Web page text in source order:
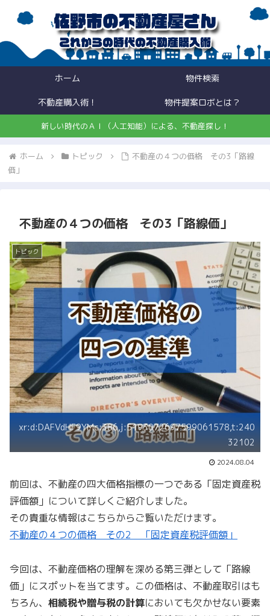
ホーム 物件検索
不動産購入術！ 物件提案ロボとは？
新しい時代のＡＩ（人工知能）による、不動産探し！
ホーム トピック
不動産の４つの価格 その3「路線
価」
不動産の４つの価格 その3「路線価」
トピック
xr:d:DAFVdHF9YMc:386,j:5193072697599061578,t:240
32102
2024.08.04
前回は、不動産の四大価格指標の一つである「固定資産税
評価額」について詳しくご紹介しました。
その貴重な情報はこちらからご覧いただけます。
不動産の４つの価格 その2 「固定資産税評価額」
今回は、不動産価格の理解を深める第三弾として「路線
価」にスポットを当てます。この価格は、不動産取引はも
ちろん、 相続税や贈与税の計算においても欠かせない要素